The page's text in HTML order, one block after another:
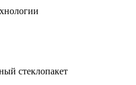
стеклопакет